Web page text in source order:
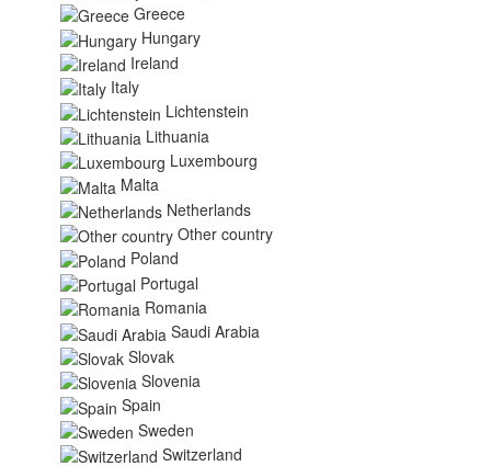
Greece
Hungary
Ireland
Italy
Lichtenstein
Lithuania
Luxembourg
Malta
Netherlands
Other country
Poland
Portugal
Romania
Saudi Arabia
Slovak
Slovenia
Spain
Sweden
Switzerland